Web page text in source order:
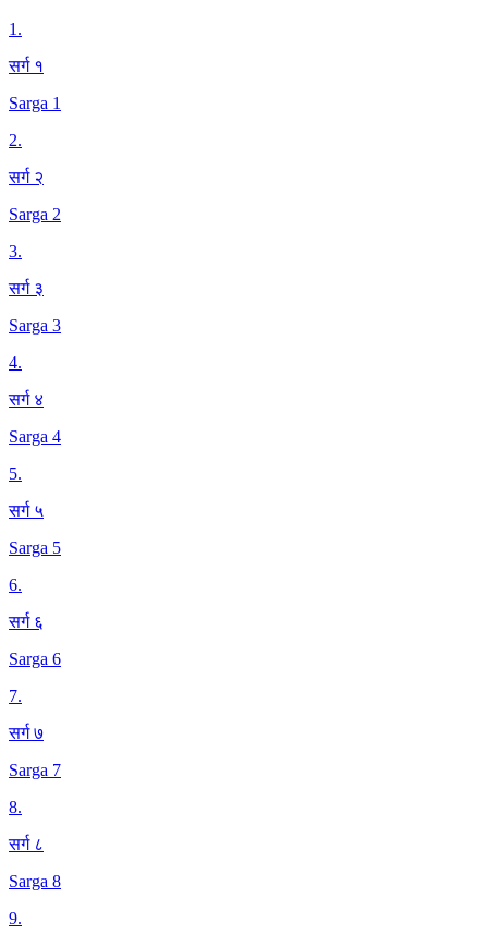
1.
सर्ग १
Sarga 1
2.
सर्ग २
Sarga 2
3.
सर्ग ३
Sarga 3
4.
सर्ग ४
Sarga 4
5.
सर्ग ५
Sarga 5
6.
सर्ग ६
Sarga 6
7.
सर्ग ७
Sarga 7
8.
सर्ग ८
Sarga 8
9.